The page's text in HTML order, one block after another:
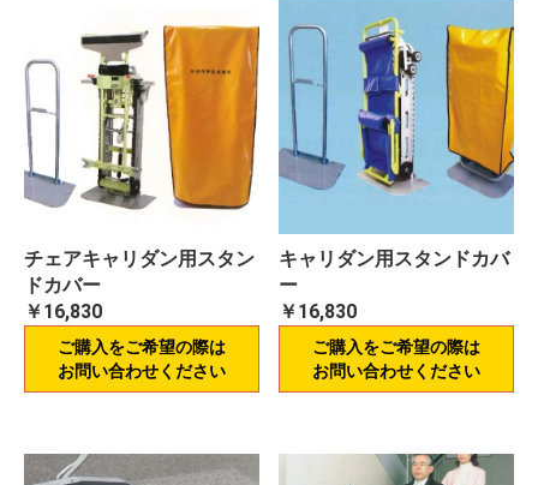
チェアキャリダン用スタン
ドカバー
￥16,830
ご購入をご希望の際は
お問い合わせください
キャリダン用スタンドカバ
ー
￥16,830
ご購入をご希望の際は
お問い合わせください